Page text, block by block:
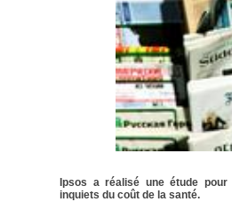
Ipsos a réalisé une étude
inquiets du coût de la santé.